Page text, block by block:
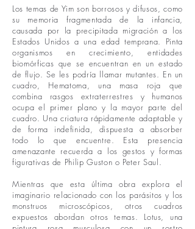
Los temas de Yim son borrosos y difusos, como
su memoria fragmentada de la infancia,
causada por la precipitada migración a los
Estados Unidos a una edad temprana. Pinta
organismos en crecimiento, entidades
biomórficas que se encuentran en un estado
de flujo. Se les podría llamar mutantes. En un
cuadro, Hematoma, una masa roja que
combina rasgos extraterrestres y humanos
ocupa el primer plano y la mayor parte del
cuadro. Una criatura rápidamente adaptable y
de forma indefinida, dispuesta a absorber
todo lo que encuentre. Esta presencia
amenazante recuerda a los gestos y formas
figurativas de Philip Guston o Peter Saul.
Mientras que esta última obra explora el
imaginario relacionado con los parásitos y los
monstruos microscópicos, otros cuadros
expuestos abordan otros temas. Lotus, una